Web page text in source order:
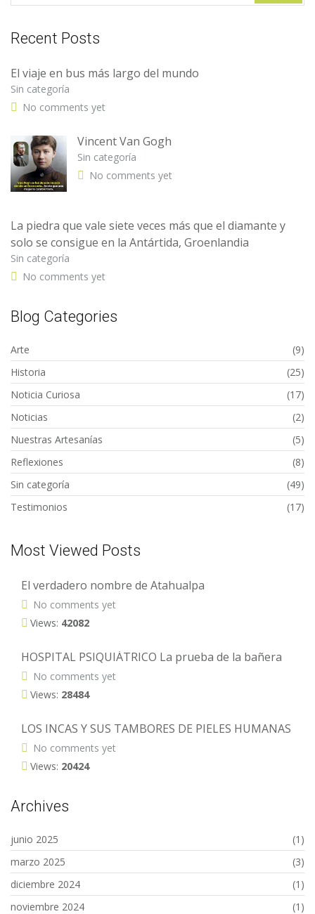
Recent Posts
El viaje en bus más largo del mundo
Sin categoría
No comments yet
Vincent Van Gogh
Sin categoría
No comments yet
La piedra que vale siete veces más que el diamante y
solo se consigue en la Antártida, Groenlandia
Sin categoría
No comments yet
Blog Categories
Arte
(9)
Historia
(25)
Noticia Curiosa
(17)
Noticias
(2)
Nuestras Artesanías
(5)
Reflexiones
(8)
Sin categoría
(49)
Testimonios
(17)
Most Viewed Posts
El verdadero nombre de Atahualpa
No comments yet
Views: 42082
HOSPITAL PSIQUIÁTRICO La prueba de la bañera
No comments yet
Views: 28484
LOS INCAS Y SUS TAMBORES DE PIELES HUMANAS
No comments yet
Views: 20424
Archives
junio 2025
(1)
marzo 2025
(3)
diciembre 2024
(1)
noviembre 2024
(1)